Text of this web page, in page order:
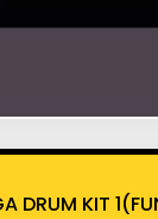
DRUM KIT